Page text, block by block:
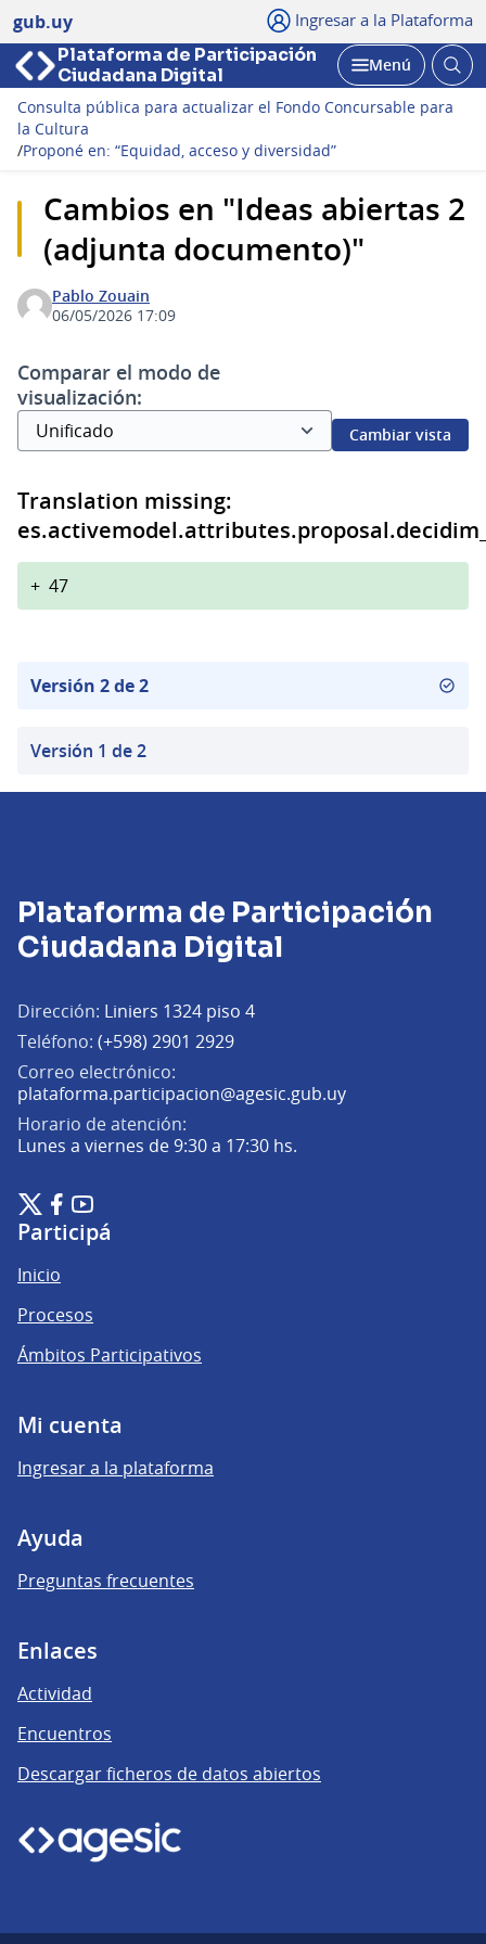
gub.uy Ingresar a la Plataforma
Plataforma de Participación
Ciudadana Digital
Abrir
Menú
Consulta pública para actualizar el Fondo Concursable para
la Cultura
/Proponé en: “Equidad, acceso y diversidad”
Cambios en "Ideas abiertas 2
(adjunta documento)"
Pablo Zouain
06/05/2026 17:09
Comparar el modo de
visualización:
Cambiar vista
Translation missing:
+ 47
Versión 2 de 2
Versión 1 de 2
Plataforma de Participación
Ciudadana Digital
Dirección: Liniers 1324 piso 4
Teléfono: (+598) 2901 2929
Correo electrónico:
plataforma.participacion@agesic.gub.uy(Abrir en una
Horario de atención:
Lunes a viernes de 9:30 a 17:30 hs.
Plataforma de Participación Ciudadana Digital en X
(Enlace externo)
Plataforma de Participación Ciudadana Digital en Facebook
(Enlace externo)
Plataforma de Participación Ciudadana Digital en
(Enlace externo)
Participá
Inicio
Procesos
Ámbitos Participativos
Mi cuenta
Ingresar a la plataforma
Ayuda
Preguntas frecuentes
Enlaces
Actividad
Encuentros
Descargar ficheros de datos abiertos